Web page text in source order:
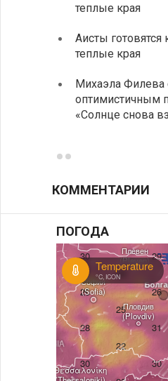
теплые края
Аисты готовятся
теплые края
Михаэла Филева
оптимистичным
«Солнце снова
КОММЕНТАРИИ
ПОГОДА